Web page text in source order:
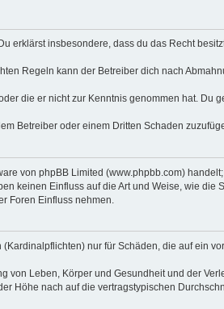
erklärst insbesondere, dass du das Recht
Regeln kann der Betreiber dich nach
die er nicht zur Kenntnis genommen hat. Du
Betreiber oder einem Dritten Schaden
von phpBB Limited (www.phpbb.com) handelt;
keinen Einfluss auf die Art und Weise, wie die
Foren Einfluss nehmen.
nur für Schäden, die auf ein
von Leben, Körper und Gesundheit und der
Höhe nach auf die vertragstypischen